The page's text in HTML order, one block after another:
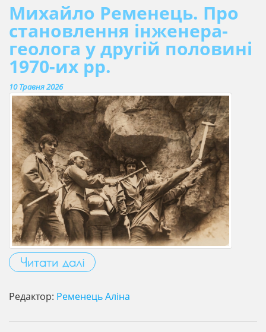
Михайло Ременець. Про
становлення інженера-
геолога у другій половині
1970-их рр.
10 Травня 2026
Читати далі
Редактор: Ременець Аліна